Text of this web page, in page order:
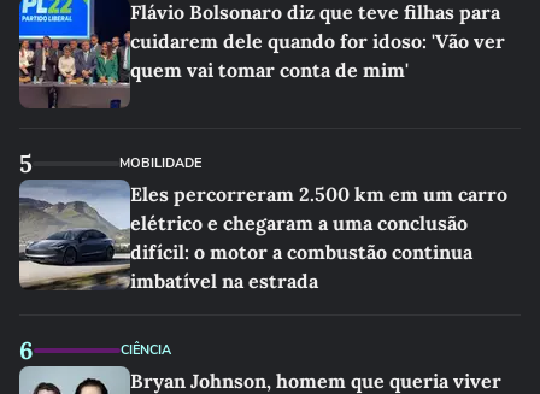
Flávio Bolsonaro diz que teve filhas para
cuidarem dele quando for idoso: 'Vão ver
quem vai tomar conta de mim'
5 MOBILIDADE
Eles percorreram 2.500 km em um carro
elétrico e chegaram a uma conclusão
difícil: o motor a combustão continua
imbatível na estrada
6 CIÊNCIA
Bryan Johnson, homem que queria viver